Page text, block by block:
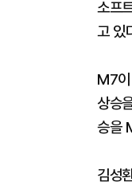
소프
고 있
M7
상승
승을
김성